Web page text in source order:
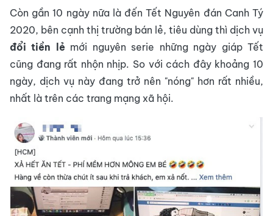
Còn gần 10 ngày nữa là đến Tết Nguyên đán Canh Tý
2020, bên cạnh thị trường bán lẻ, tiêu dùng thì dịch vụ
đổi tiền lẻ mới nguyên serie những ngày giáp Tết
cũng đang rất nhộn nhịp. So với cách đây khoảng 10
ngày, dịch vụ này đang trở nên "nóng" hơn rất nhiều,
nhất là trên các trang mạng xã hội.